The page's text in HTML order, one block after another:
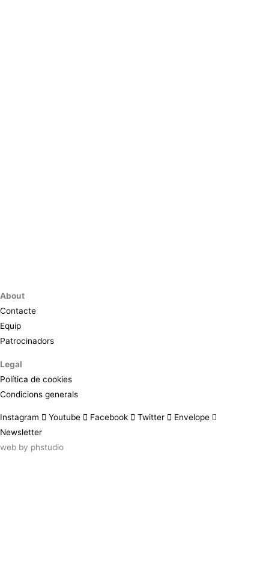
About
Contacte
Equip
Patrocinadors
Legal
Política de cookies
Condicions generals
Instagram Youtube Facebook Twitter
Envelope
Newsletter
web by phstudio